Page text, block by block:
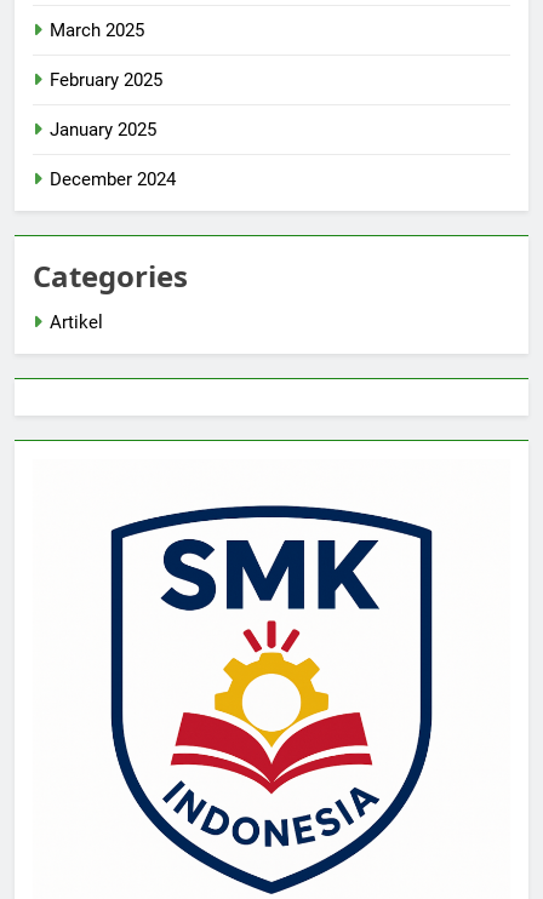
March 2025
February 2025
January 2025
December 2024
Categories
Artikel